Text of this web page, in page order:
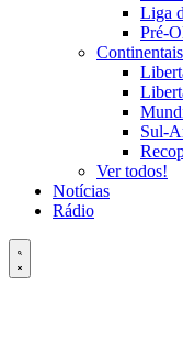
Liga
Pré-
Continentais
Sul-
Ver todos!
Notícias
Rádio